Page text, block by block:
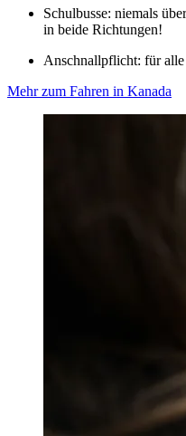
Schulbusse: niemals
in beide Richtungen!
Anschnallpflicht: für alle
Mehr zum Fahren in Kanada